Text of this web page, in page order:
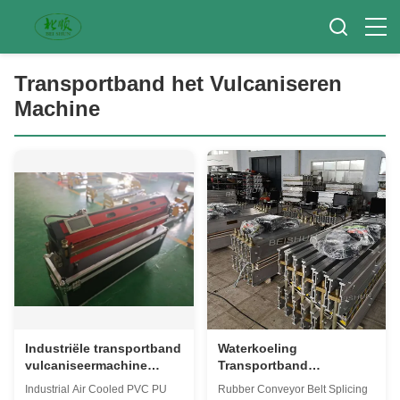
Transportband het Vulcaniseren
Machine
Industriële transportband
vulcaniseermachine
Luchtgekoelde
Industrial Air Cooled PVC PU
Waterkoeling
Transportband
Vulcaniseermachine
Rubber Conveyor Belt Splicing